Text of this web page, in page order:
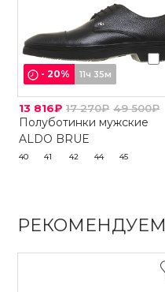
-20% 11ч 35м
13 816₽ 17 270₽ 49 500₽
Полуботинки мужские
ALDO BRUE
40 41 42 44 45
РЕКОМЕНДУЕМ